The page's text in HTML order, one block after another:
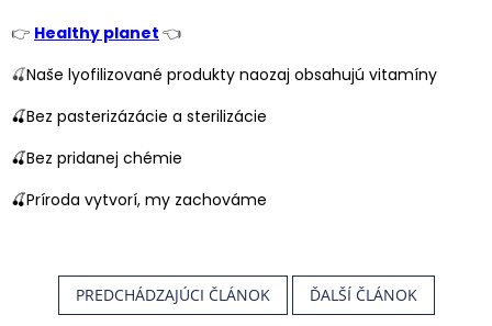
👉 Healthy planet 👈
🍒Naše lyofilizované produkty naozaj obsahujú vitamíny
🍒Bez pasterizázácie a sterilizácie
🍒Bez pridanej chémie
🍒Príroda vytvorí, my zachováme
PREDCHÁDZAJÚCI ČLÁNOK ĎALŠÍ ČLÁNOK